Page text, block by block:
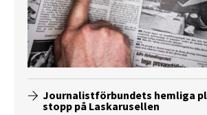
Journalistförbundets hemliga
stopp på Laskarusellen